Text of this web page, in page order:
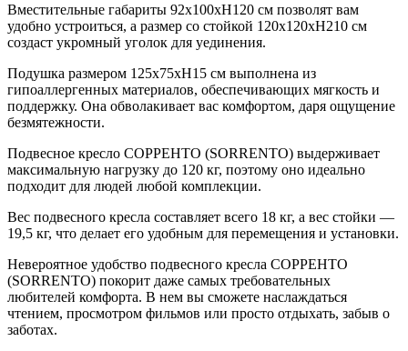
Вместительные габариты 92х100хН120 см позволят вам
удобно устроиться, а размер со стойкой 120х120хН210 см
создаст укромный уголок для уединения.
Подушка размером 125х75хН15 см выполнена из
гипоаллергенных материалов, обеспечивающих мягкость и
поддержку. Она обволакивает вас комфортом, даря ощущение
безмятежности.
Подвесное кресло СОРРЕНТО (SORRENTO) выдерживает
максимальную нагрузку до 120 кг, поэтому оно идеально
подходит для людей любой комплекции.
Вес подвесного кресла составляет всего 18 кг, а вес стойки —
19,5 кг, что делает его удобным для перемещения и установки.
Невероятное удобство подвесного кресла СОРРЕНТО
(SORRENTO) покорит даже самых требовательных
любителей комфорта. В нем вы сможете наслаждаться
чтением, просмотром фильмов или просто отдыхать, забыв о
заботах.